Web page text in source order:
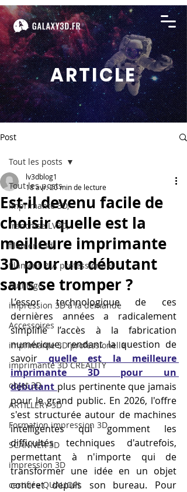
ARTICLE
Post
Tout les posts
imprimante 3D,
franchise LV3D,
filament 3d,
filament PLA professionnel
outillage
impression 3D à la demande
Accessoires
imprimante 3D professionelle
imprimante 3D CREALITY
objet 3D
ARTILLERY 3D
Formation impression 3D
SCANNER 3D
impression 3D
certifiée QUALIOPI
Tout les posts
Est-il devenu facile de
choisir quelle est la
meilleure imprimante
3D pour un débutant
sans se tromper ?
lv3dblog1
18 avr.20 min de lecture
L’essor technologique de ces
dernières années a radicalement
simplifié l’accès à la fabrication
numérique, rendant la question de
savoir
quelle est la meilleure
imprimante 3D pour un
débutant plus pertinente que jamais
pour le grand public. En 2026, l'offre
s'est structurée autour de machines
intelligentes qui gomment les
difficultés techniques d'autrefois,
permettant à n'importe qui de
transformer une idée en un objet
concret depuis son bureau. Pour